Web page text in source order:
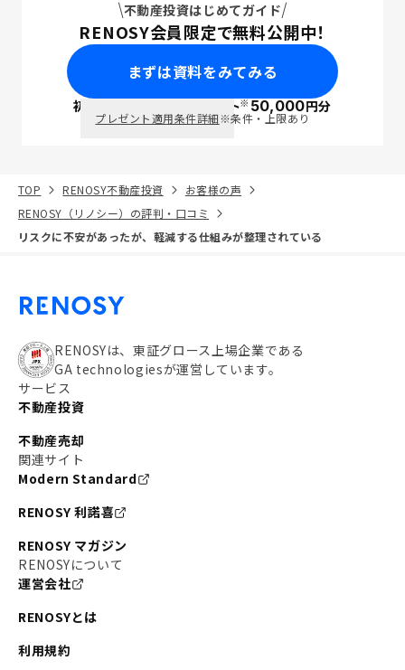
不動産投資はじめてガイド
RENOSY会員限定で無料公開中！
まずは資料をみてみる
初回面談で ポイント※50,000円分
プレゼント適用条件詳細※条件・上限あり
TOP RENOSY不動産投資
お客様の声
RENOSY（リノシー）の評判・口コミ
リスクに不安があったが、軽減する仕組みが整理されている
RENOSYは、東証グロース上場企業である
GA technologiesが運営しています。
サービス
不動産投資
不動産売却
関連サイト
Modern Standard
RENOSY 利諾喜
RENOSY マガジン
RENOSYについて
運営会社
RENOSYとは
利用規約